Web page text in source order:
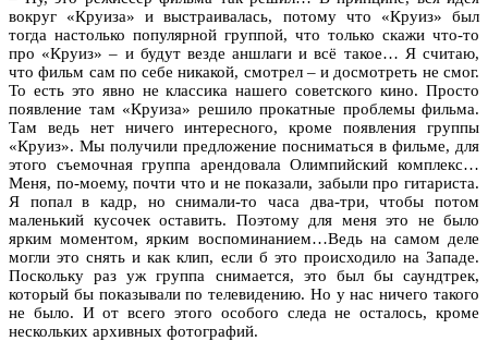
вокруг «Круиза» и выстраивалась, потому что «Круиз» был
тогда настолько популярной группой, что только скажи что-то
про «Круиз» – и будут везде аншлаги и всё такое… Я считаю,
что фильм сам по себе никакой, смотрел – и досмотреть не смог.
То есть это явно не классика нашего советского кино. Просто
появление там «Круиза» решило прокатные проблемы фильма.
Там ведь нет ничего интересного, кроме появления группы
«Круиз». Мы получили предложение посниматься в фильме, для
этого съемочная группа арендовала Олимпийский комплекс…
Меня, по-моему, почти что и не показали, забыли про гитариста.
Я попал в кадр, но снимали-то часа два-три, чтобы потом
маленький кусочек оставить. Поэтому для меня это не было
ярким моментом, ярким воспоминанием…Ведь на самом деле
могли это снять и как клип, если б это происходило на Западе.
Поскольку раз уж группа снимается, это был бы саундтрек,
который бы показывали по телевидению. Но у нас ничего такого
не было. И от всего этого особого следа не осталось, кроме
нескольких архивных фотографий.